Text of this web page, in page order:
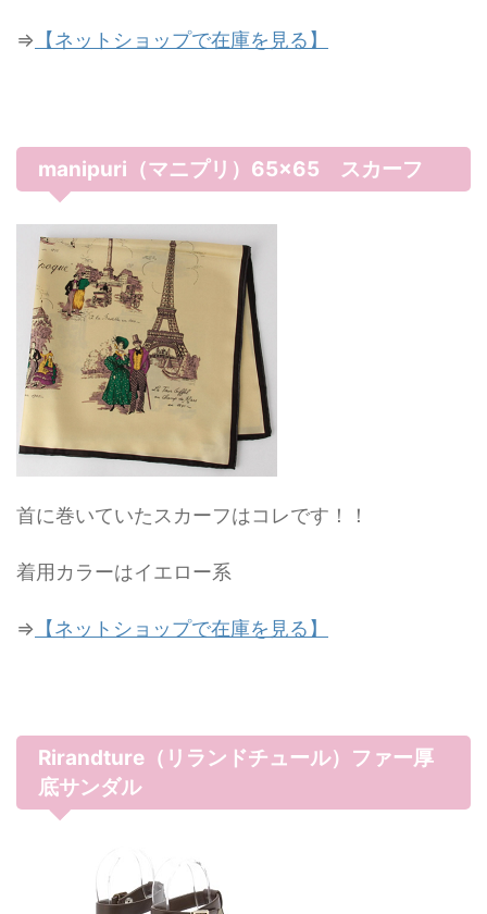
⇒ 【ネットショップで在庫を見る】
manipuri（マニプリ）65×65 スカーフ
首に巻いていたスカーフはコレです！！
着用カラーはイエロー系
⇒ 【ネットショップで在庫を見る】
Rirandture（リランドチュール）ファー厚
底サンダル